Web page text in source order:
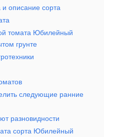
и описание сорта
томата Юбилейный
грунте
следующие ранние
разновидности
сорта Юбилейный